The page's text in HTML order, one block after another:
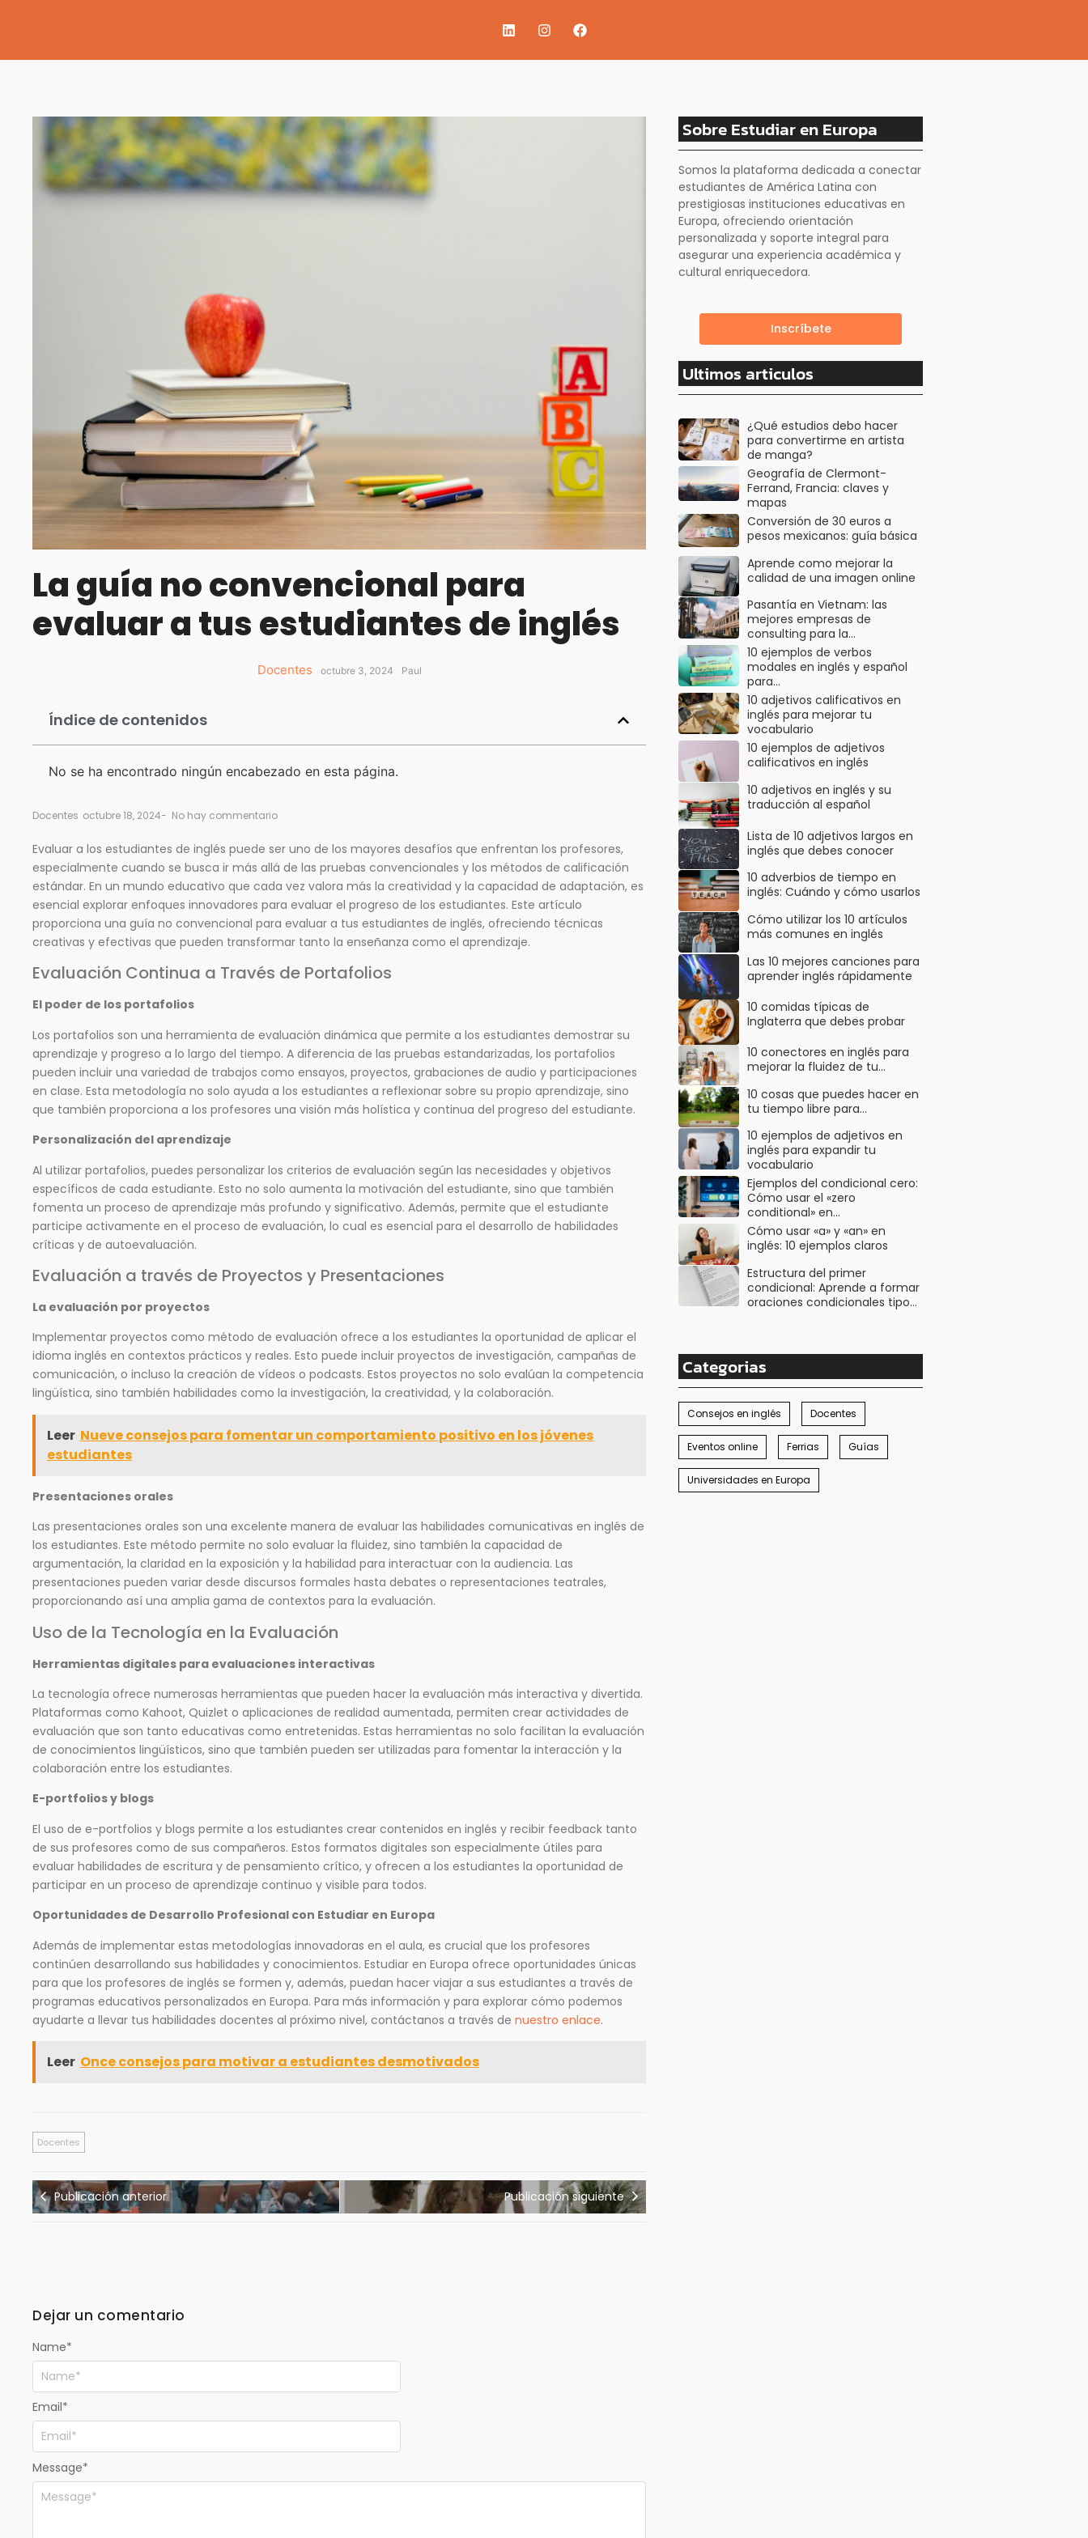
La guía no convencional para
evaluar a tus estudiantes de inglés
Docentes octubre 3, 2024 Paul
Índice de contenidos
No se ha encontrado ningún encabezado en esta página.
Docentes octubre 18, 2024- No hay commentario
Evaluar a los estudiantes de inglés puede ser uno de los mayores desafíos que enfrentan los profesores,
especialmente cuando se busca ir más allá de las pruebas convencionales y los métodos de calificación
estándar. En un mundo educativo que cada vez valora más la creatividad y la capacidad de adaptación, es
esencial explorar enfoques innovadores para evaluar el progreso de los estudiantes. Este artículo
proporciona una guía no convencional para evaluar a tus estudiantes de inglés, ofreciendo técnicas
creativas y efectivas que pueden transformar tanto la enseñanza como el aprendizaje.
Evaluación Continua a Través de Portafolios
El poder de los portafolios
Los portafolios son una herramienta de evaluación dinámica que permite a los estudiantes demostrar su
aprendizaje y progreso a lo largo del tiempo. A diferencia de las pruebas estandarizadas, los portafolios
pueden incluir una variedad de trabajos como ensayos, proyectos, grabaciones de audio y participaciones
en clase. Esta metodología no solo ayuda a los estudiantes a reflexionar sobre su propio aprendizaje, sino
que también proporciona a los profesores una visión más holística y continua del progreso del estudiante.
Personalización del aprendizaje
Al utilizar portafolios, puedes personalizar los criterios de evaluación según las necesidades y objetivos
específicos de cada estudiante. Esto no solo aumenta la motivación del estudiante, sino que también
fomenta un proceso de aprendizaje más profundo y significativo. Además, permite que el estudiante
participe activamente en el proceso de evaluación, lo cual es esencial para el desarrollo de habilidades
críticas y de autoevaluación.
Evaluación a través de Proyectos y Presentaciones
La evaluación por proyectos
Implementar proyectos como método de evaluación ofrece a los estudiantes la oportunidad de aplicar el
idioma inglés en contextos prácticos y reales. Esto puede incluir proyectos de investigación, campañas de
comunicación, o incluso la creación de vídeos o podcasts. Estos proyectos no solo evalúan la competencia
lingüística, sino también habilidades como la investigación, la creatividad, y la colaboración.
Leer Nueve consejos para fomentar un comportamiento positivo en los jóvenes
estudiantes
Presentaciones orales
Las presentaciones orales son una excelente manera de evaluar las habilidades comunicativas en inglés de
los estudiantes. Este método permite no solo evaluar la fluidez, sino también la capacidad de
argumentación, la claridad en la exposición y la habilidad para interactuar con la audiencia. Las
presentaciones pueden variar desde discursos formales hasta debates o representaciones teatrales,
proporcionando así una amplia gama de contextos para la evaluación.
Uso de la Tecnología en la Evaluación
Herramientas digitales para evaluaciones interactivas
La tecnología ofrece numerosas herramientas que pueden hacer la evaluación más interactiva y divertida.
Plataformas como Kahoot, Quizlet o aplicaciones de realidad aumentada, permiten crear actividades de
evaluación que son tanto educativas como entretenidas. Estas herramientas no solo facilitan la evaluación
de conocimientos lingüísticos, sino que también pueden ser utilizadas para fomentar la interacción y la
colaboración entre los estudiantes.
E-portfolios y blogs
El uso de e-portfolios y blogs permite a los estudiantes crear contenidos en inglés y recibir feedback tanto
de sus profesores como de sus compañeros. Estos formatos digitales son especialmente útiles para
evaluar habilidades de escritura y de pensamiento crítico, y ofrecen a los estudiantes la oportunidad de
participar en un proceso de aprendizaje continuo y visible para todos.
Oportunidades de Desarrollo Profesional con Estudiar en Europa
Además de implementar estas metodologías innovadoras en el aula, es crucial que los profesores
continúen desarrollando sus habilidades y conocimientos. Estudiar en Europa ofrece oportunidades únicas
para que los profesores de inglés se formen y, además, puedan hacer viajar a sus estudiantes a través de
programas educativos personalizados en Europa. Para más información y para explorar cómo podemos
ayudarte a llevar tus habilidades docentes al próximo nivel, contáctanos a través de nuestro enlace.
Leer Once consejos para motivar a estudiantes desmotivados
Docentes
Publicación anterior Publicación siguiente
Dejar un comentario
Message*
Name*
Email*
Sobre Estudiar en Europa
Somos la plataforma dedicada a conectar
estudiantes de América Latina con
prestigiosas instituciones educativas en
Europa, ofreciendo orientación
personalizada y soporte integral para
asegurar una experiencia académica y
cultural enriquecedora.
Inscríbete
Ultimos articulos
¿Qué estudios debo hacer
para convertirme en artista
de manga?
Geografía de Clermont-
Ferrand, Francia: claves y
mapas
Conversión de 30 euros a
pesos mexicanos: guía básica
Aprende como mejorar la
calidad de una imagen online
Pasantía en Vietnam: las
mejores empresas de
consulting para la…
10 ejemplos de verbos
modales en inglés y español
para…
10 adjetivos calificativos en
inglés para mejorar tu
vocabulario
10 ejemplos de adjetivos
calificativos en inglés
10 adjetivos en inglés y su
traducción al español
Lista de 10 adjetivos largos en
inglés que debes conocer
10 adverbios de tiempo en
inglés: Cuándo y cómo usarlos
Cómo utilizar los 10 artículos
más comunes en inglés
Las 10 mejores canciones para
aprender inglés rápidamente
10 comidas típicas de
Inglaterra que debes probar
10 conectores en inglés para
mejorar la fluidez de tu…
10 cosas que puedes hacer en
tu tiempo libre para…
10 ejemplos de adjetivos en
inglés para expandir tu
vocabulario
Ejemplos del condicional cero:
Cómo usar el «zero
conditional» en…
Cómo usar «a» y «an» en
inglés: 10 ejemplos claros
Estructura del primer
condicional: Aprende a formar
oraciones condicionales tipo…
Categorias
Consejos en inglés Docentes
Eventos online Ferrias Guías
Universidades en Europa